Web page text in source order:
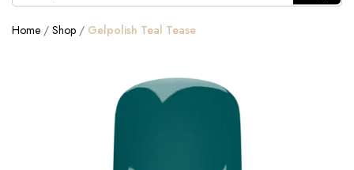
Home / Shop / Gelpolish Teal Tease